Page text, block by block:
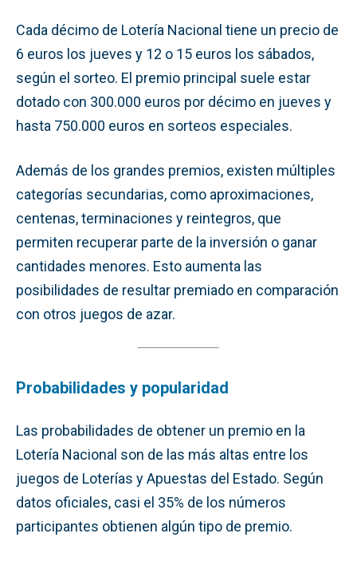
Cada décimo de Lotería Nacional tiene un precio de
6 euros los jueves y 12 o 15 euros los sábados,
según el sorteo. El premio principal suele estar
dotado con 300.000 euros por décimo en jueves y
hasta 750.000 euros en sorteos especiales.
Además de los grandes premios, existen múltiples
categorías secundarias, como aproximaciones,
centenas, terminaciones y reintegros, que
permiten recuperar parte de la inversión o ganar
cantidades menores. Esto aumenta las
posibilidades de resultar premiado en comparación
con otros juegos de azar.
Probabilidades y popularidad
Las probabilidades de obtener un premio en la
Lotería Nacional son de las más altas entre los
juegos de Loterías y Apuestas del Estado. Según
datos oficiales, casi el 35% de los números
participantes obtienen algún tipo de premio.